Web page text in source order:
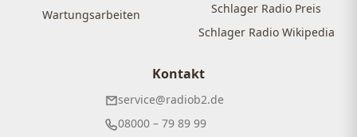
Wartungsarbeiten
Schlager Radio Preis
Schlager Radio Wikipedia
Kontakt
service@radiob2.de
08000 – 79 89 99